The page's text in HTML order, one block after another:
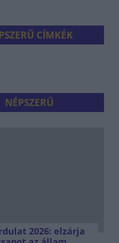
CÍMKÉK
NÉPSZERŰ
2026: elzárja